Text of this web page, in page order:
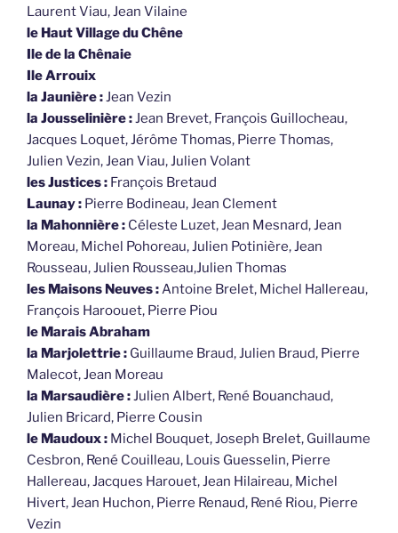
Laurent Viau, Jean Vilaine
le Haut Village du Chêne
Ile de la Chênaie
Ile Arrouix
la Jaunière :Jean Vezin
la Jousselinière :Jean Brevet, François Guillocheau,
Jacques Loquet, Jérôme Thomas, Pierre Thomas,
Julien Vezin, Jean Viau, Julien Volant
les Justices : François Bretaud
Launay : Pierre Bodineau, Jean Clement
la Mahonnière : Céleste Luzet, Jean Mesnard, Jean
Moreau, Michel Pohoreau, Julien Potinière, Jean
Rousseau, Julien Rousseau,Julien Thomas
les Maisons Neuves :Antoine Brelet, Michel Hallereau,
François Haroouet, Pierre Piou
le Marais Abraham
la Marjolettrie : Guillaume Braud, Julien Braud, Pierre
Malecot, Jean Moreau
la Marsaudière :Julien Albert, René Bouanchaud,
Julien Bricard, Pierre Cousin
le Maudoux : Michel Bouquet, Joseph Brelet, Guillaume
Cesbron, René Couilleau, Louis Guesselin, Pierre
Hallereau, Jacques Harouet, Jean Hilaireau, Michel
Hivert, Jean Huchon, Pierre Renaud, René Riou, Pierre
Vezin